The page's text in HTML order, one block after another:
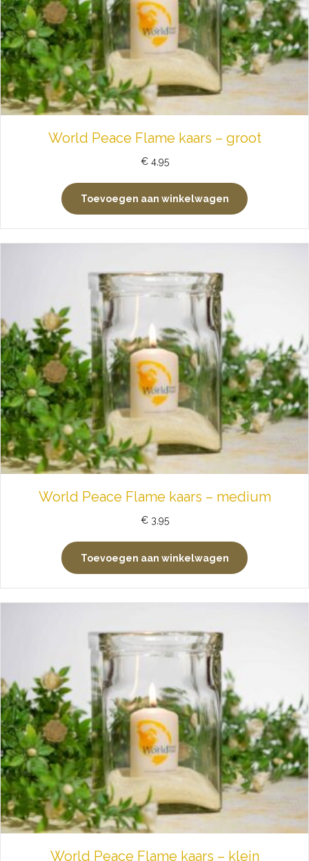
World Peace Flame kaars – groot
€4,95
Toevoegen aan winkelwagen
World Peace Flame kaars – medium
€3,95
Toevoegen aan winkelwagen
World Peace Flame kaars – klein